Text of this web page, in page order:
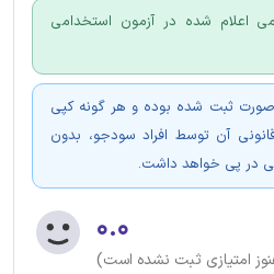
اعلام شده در آزمون استخدامی
صورت ثبت شده بوده و هر گونه کپی
آن توسط افراد سودجو، بدون
در پی خواهد داشت.
۰.۰
امتیازی ثبت نشده است)